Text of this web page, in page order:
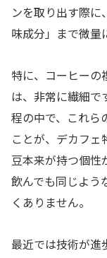
ンを取り出す際
味成分」まで微量
特に、コーヒーの
は、非常に繊細で
程の中で、これら
ことが、デカフェ
豆本来が持つ個性
飲んでも同じよう
くありません。
最近では技術が進